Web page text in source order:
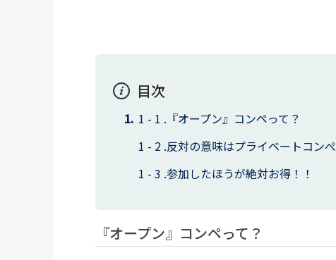
目次
『オープン』コンペって？
反対の意味はプライベートコンぺ
参加したほうが絶対お得！！
『オープン』コンペって？